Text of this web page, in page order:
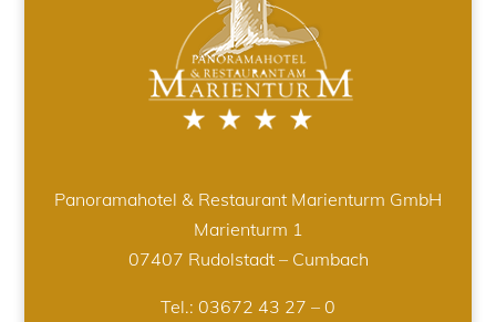
Panoramahotel & Restaurant Marienturm GmbH
Marienturm 1
07407 Rudolstadt – Cumbach
Tel.: 03672 43 27 – 0